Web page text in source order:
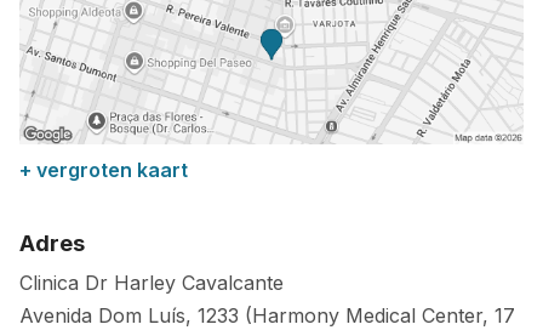
+ vergroten kaart
Adres
Clinica Dr Harley Cavalcante
Avenida Dom Luís, 1233 (Harmony Medical Center, 17